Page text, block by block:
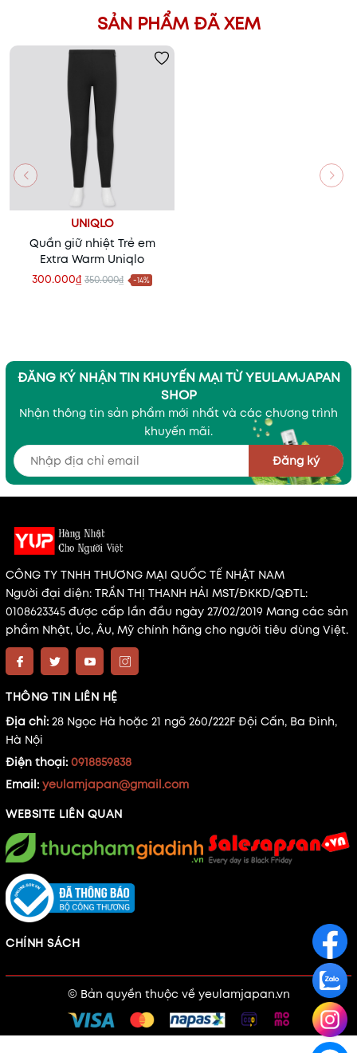
SẢN PHẨM ĐÃ XEM
UNIQLO
Quần giữ nhiệt Trẻ em
Extra Warm Uniqlo
300.000₫ 350.000₫ -14%
ĐĂNG KÝ NHẬN TIN KHUYẾN MẠI TỪ YEULAMJAPAN
SHOP
Nhận thông tin sản phẩm mới nhất và các chương trình
khuyến mãi.
Đăng ký
CÔNG TY TNHH THƯƠNG MẠI QUỐC TẾ NHẬT NAM
Người đại diện: TRẦN THỊ THANH HẢI MST/ĐKKD/QĐTL:
0108623345 được cấp lần đầu ngày 27/02/2019 Mang các sản
phẩm Nhật, Úc, Âu, Mỹ chính hãng cho người tiêu dùng Việt.
THÔNG TIN LIÊN HỆ
Địa chỉ: 28 Ngọc Hà hoặc 21 ngõ 260/222F Đội Cấn, Ba Đình,
Hà Nội
Điện thoại: 0918859838
Email: yeulamjapan@gmail.com
WEBSITE LIÊN QUAN
CHÍNH SÁCH
© Bản quyền thuộc về yeulamjapan.vn